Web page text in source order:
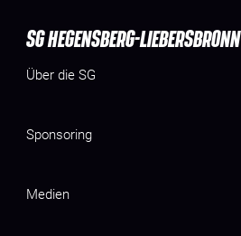
SG HEGENSBERG-LIEBERSBRONN
Über die SG
Sponsoring
Medien